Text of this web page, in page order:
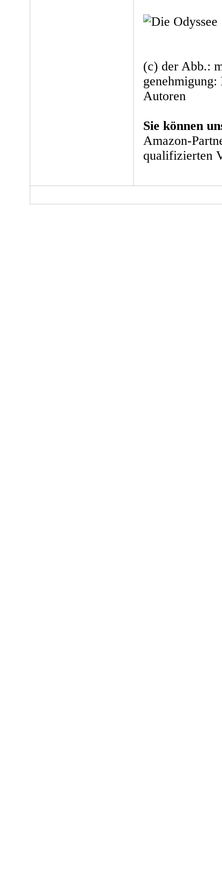
(c) der Abb.:
genehmigung:
Autoren
Sie können
Amazon-
qualifizierten